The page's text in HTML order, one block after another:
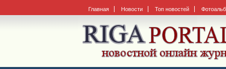
Главная Новости Топ новостей